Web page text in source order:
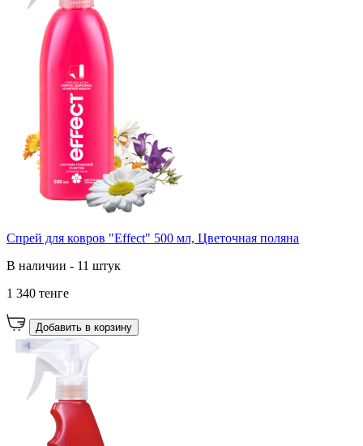
Спрей для ковров "Effect" 500 мл, Цветочная поляна
В наличии - 11 штук
1 340 тенге
Добавить в корзину